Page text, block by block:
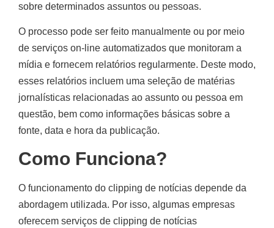
sobre determinados assuntos ou pessoas.
O processo pode ser feito manualmente ou por meio
de serviços on-line automatizados que monitoram a
mídia e fornecem relatórios regularmente. Deste modo,
esses relatórios incluem uma seleção de matérias
jornalísticas relacionadas ao assunto ou pessoa em
questão, bem como informações básicas sobre a
fonte, data e hora da publicação.
Como Funciona?
O funcionamento do clipping de notícias depende da
abordagem utilizada. Por isso, algumas empresas
oferecem serviços de clipping de notícias